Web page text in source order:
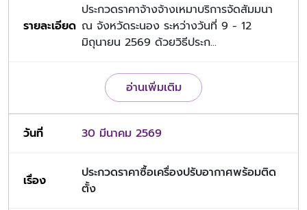
ประกวดราคาจ้างจ้างเหมาบริการจัดสัมมนา
ณ จังหวัดระนอง ระหว่างวันที่ 9 - 12
มิถุนายน 2569 ด้วยวิธีประก...
อ่านเพิ่มเติม
30 มีนาคม 2569
ประกวดราคาซื้อเครื่องปรับอากาศพร้อมติด
ตั้ง